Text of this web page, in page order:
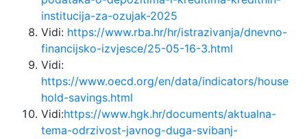
institucija-za-ozujak-2025
Vidi: https://www.rba.hr/hr/istrazivanja/dnevno-
financijsko-izvjesce/25-05-16-3.html
Vidi:
https://www.oecd.org/en/data/indicators/house
hold-savings.html
Vidi:https://www.hgk.hr/documents/aktualna-
tema-odrzivost-javnog-duga-svibanj-